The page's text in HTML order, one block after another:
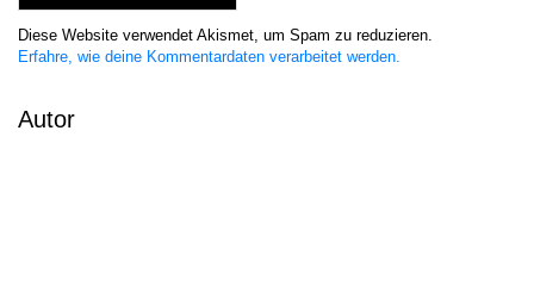
Diese Website verwendet Akismet, um Spam zu reduzieren.
Erfahre, wie deine Kommentardaten verarbeitet werden.
Autor